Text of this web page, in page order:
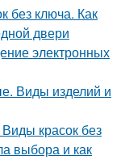
без ключа. Как
двери
электронных
Виды изделий и
красок без
выбора и как